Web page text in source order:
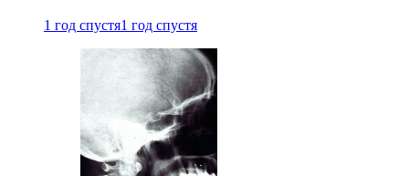
1 год спустя1 год спустя